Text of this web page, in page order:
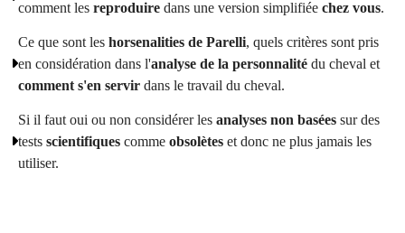
comment les reproduire dans une version simplifiée chez vous.
Ce que sont les horsenalities de Parelli, quels critères sont pris
en considération dans l'analyse de la personnalité du cheval et
comment s'en servir dans le travail du cheval.
Si il faut oui ou non considérer les analyses non basées sur des
tests scientifiques comme obsolètes et donc ne plus jamais les
utiliser.